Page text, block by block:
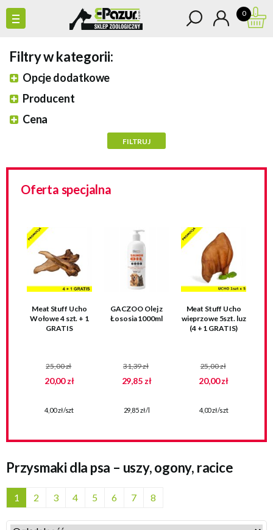
0
Filtry w kategorii:
Opcje dodatkowe
Producent
Cena
Oferta specjalna
Meat Stuff Ucho
Wołowe 4 szt. + 1
GRATIS
25,00 zł
20,00 zł
4,00 zł/szt
GACZOO Olej z
Łososia 1000ml
31,39 zł
29,85 zł
29,85 zł/l
Meat Stuff Ucho
wieprzowe 5szt. luz
(4 + 1 GRATIS)
25,00 zł
20,00 zł
4,00 zł/szt
Przysmaki dla psa – uszy, ogony, racice
1 2 3 4 5 6 7 8